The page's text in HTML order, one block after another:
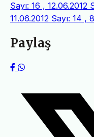
Sayı: 16 , 12.06.2012
11.06.2012 Sayı: 14 ,
Paylaş